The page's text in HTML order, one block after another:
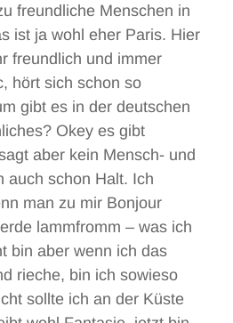
freundliche Menschen in
ist ja wohl eher Paris. Hier
freundlich und immer
hört sich schon so
gibt es in der deutschen
Okey es gibt
aber kein Mensch- und
auch schon Halt. Ich
man zu mir Bonjour
lammfromm – was ich
bin aber wenn ich das
rieche, bin ich sowieso
sollte ich an der Küste